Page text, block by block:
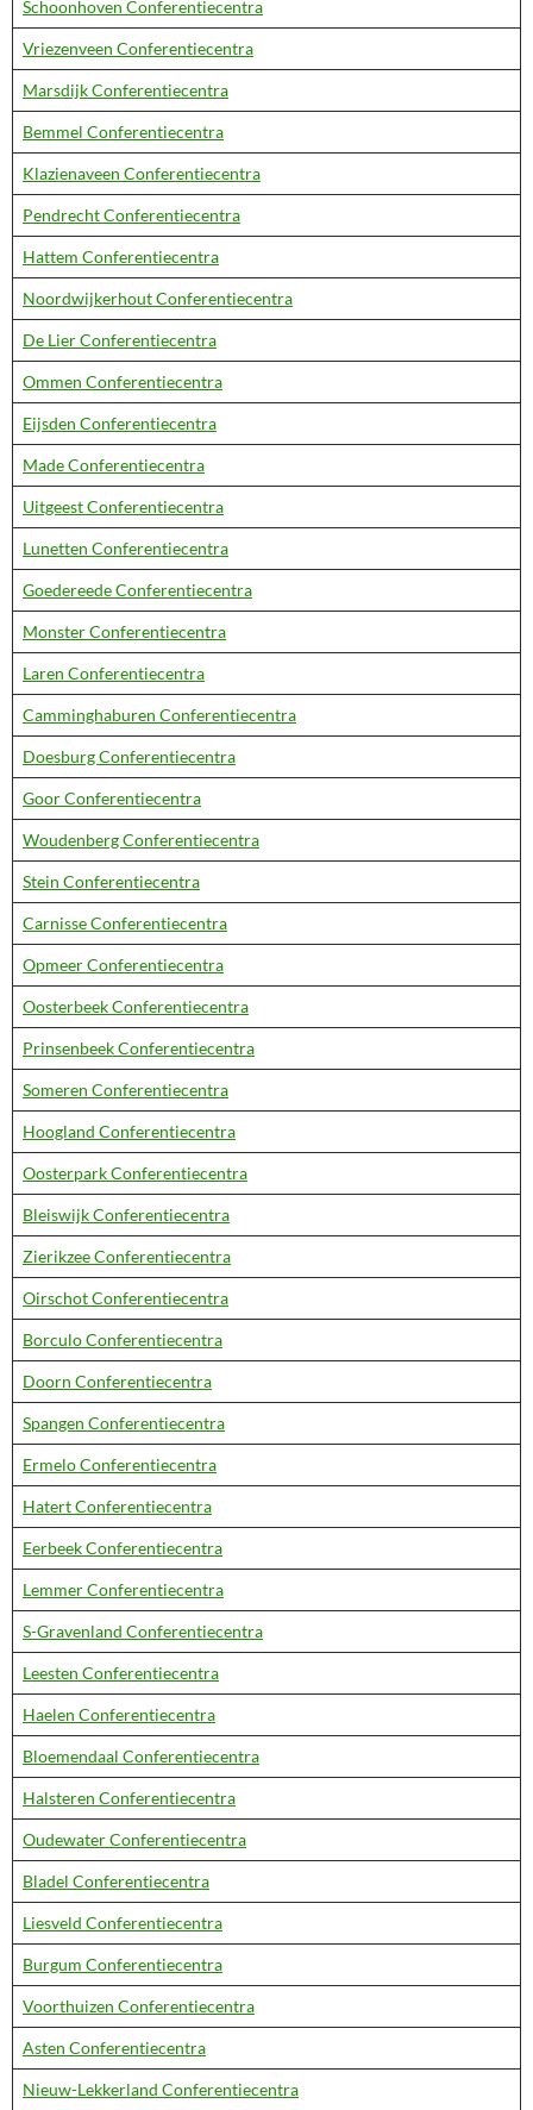
Schoonhoven Conferentiecentra
Vriezenveen Conferentiecentra
Marsdijk Conferentiecentra
Bemmel Conferentiecentra
Klazienaveen Conferentiecentra
Pendrecht Conferentiecentra
Hattem Conferentiecentra
Noordwijkerhout Conferentiecentra
De Lier Conferentiecentra
Ommen Conferentiecentra
Eijsden Conferentiecentra
Made Conferentiecentra
Uitgeest Conferentiecentra
Lunetten Conferentiecentra
Goedereede Conferentiecentra
Monster Conferentiecentra
Laren Conferentiecentra
Camminghaburen Conferentiecentra
Doesburg Conferentiecentra
Goor Conferentiecentra
Woudenberg Conferentiecentra
Stein Conferentiecentra
Carnisse Conferentiecentra
Opmeer Conferentiecentra
Oosterbeek Conferentiecentra
Prinsenbeek Conferentiecentra
Someren Conferentiecentra
Hoogland Conferentiecentra
Oosterpark Conferentiecentra
Bleiswijk Conferentiecentra
Zierikzee Conferentiecentra
Oirschot Conferentiecentra
Borculo Conferentiecentra
Doorn Conferentiecentra
Spangen Conferentiecentra
Ermelo Conferentiecentra
Hatert Conferentiecentra
Eerbeek Conferentiecentra
Lemmer Conferentiecentra
S-Gravenland Conferentiecentra
Leesten Conferentiecentra
Haelen Conferentiecentra
Bloemendaal Conferentiecentra
Halsteren Conferentiecentra
Oudewater Conferentiecentra
Bladel Conferentiecentra
Liesveld Conferentiecentra
Burgum Conferentiecentra
Voorthuizen Conferentiecentra
Asten Conferentiecentra
Nieuw-Lekkerland Conferentiecentra